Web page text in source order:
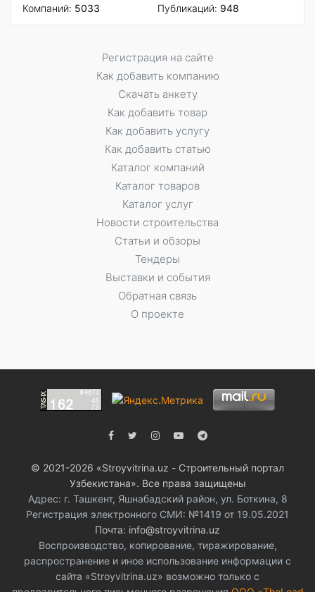
Компаний: 5033
Публикаций: 948
Регистрация на сайте
Как добавить компанию
Скачать анкету
Как добавить товар
Как добавить услугу
Как добавить статью
Каталог компаний
Каталог товаров
Каталог услуг
Новости строительства
Статьи и обзоры
Тендеры
Выставки и события
Обратная связь
О проекте
© 2021-2026 «Stroyvitrina.uz - Строительный портал
Узбекистана». Все права защищены
Адрес: г. Ташкент, Яшнабадский район, ул. Боткина, 8
Регистрация электронного СМИ: №1419 от 19.05.2021
Почта: info@stroyvitrina.uz
Воспроизводство, копирование, тиражирование,
распространение и иное использование информации с
сайта «Stroyvitrina.uz» возможно только с